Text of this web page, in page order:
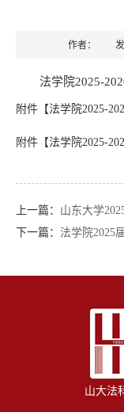
作者： 发
法学院2025-
附件【法学院2025-
附件【法学院2025-
上一篇： 山东大学
下一篇： 法学院2025
山大法